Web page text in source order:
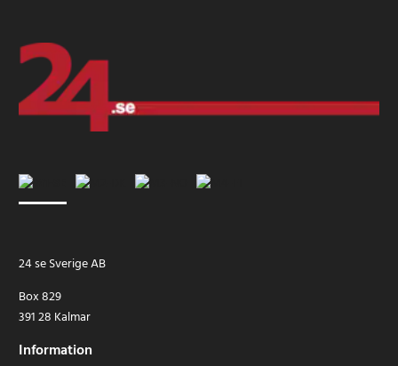
24 se Sverige AB
Box 829
391 28 Kalmar
Information